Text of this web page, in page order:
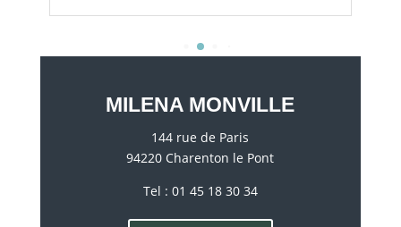
MILENA MONVILLE
144 rue de Paris
94220 Charenton le Pont
Tel : 01 45 18 30 34